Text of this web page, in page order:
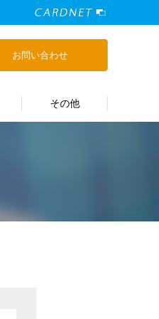
お問い合わせ
その他